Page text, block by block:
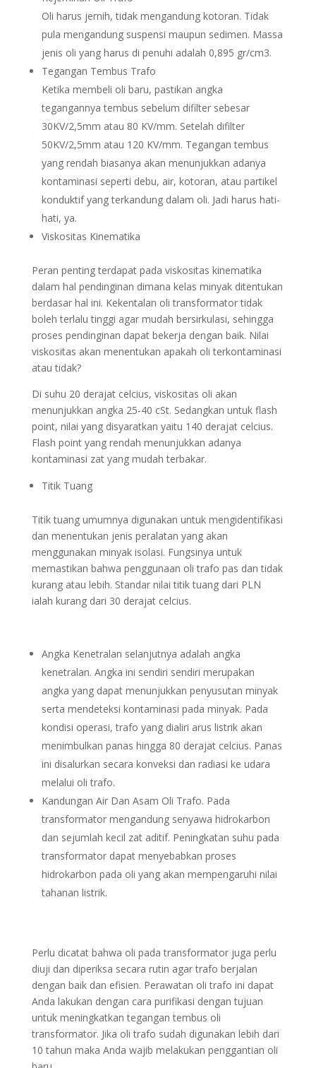
Oli harus jernih, tidak mengandung kotoran. Tidak
pula mengandung suspensi maupun sedimen. Massa
jenis oli yang harus di penuhi adalah 0,895 gr/cm3.
Tegangan Tembus Trafo
Ketika membeli oli baru, pastikan angka
tegangannya tembus sebelum difilter sebesar
30KV/2,5mm atau 80 KV/mm. Setelah difilter
50KV/2,5mm atau 120 KV/mm. Tegangan tembus
yang rendah biasanya akan menunjukkan adanya
kontaminasi seperti debu, air, kotoran, atau partikel
konduktif yang terkandung dalam oli. Jadi harus hati-
hati, ya.
Viskositas Kinematika
Peran penting terdapat pada viskositas kinematika
dalam hal pendinginan dimana kelas minyak ditentukan
berdasar hal ini. Kekentalan oli transformator tidak
boleh terlalu tinggi agar mudah bersirkulasi, sehingga
proses pendinginan dapat bekerja dengan baik. Nilai
viskositas akan menentukan apakah oli terkontaminasi
atau tidak?
Di suhu 20 derajat celcius, viskositas oli akan
menunjukkan angka 25-40 cSt. Sedangkan untuk flash
point, nilai yang disyaratkan yaitu 140 derajat celcius.
Flash point yang rendah menunjukkan adanya
kontaminasi zat yang mudah terbakar.
Titik Tuang
Titik tuang umumnya digunakan untuk mengidentifikasi
dan menentukan jenis peralatan yang akan
menggunakan minyak isolasi. Fungsinya untuk
memastikan bahwa penggunaan oli trafo pas dan tidak
kurang atau lebih. Standar nilai titik tuang dari PLN
ialah kurang dari 30 derajat celcius.
Angka Kenetralan selanjutnya adalah angka
kenetralan. Angka ini sendiri sendiri merupakan
angka yang dapat menunjukkan penyusutan minyak
serta mendeteksi kontaminasi pada minyak. Pada
kondisi operasi, trafo yang dialiri arus listrik akan
menimbulkan panas hingga 80 derajat celcius. Panas
ini disalurkan secara konveksi dan radiasi ke udara
melalui oli trafo.
Kandungan Air Dan Asam Oli Trafo. Pada
transformator mengandung senyawa hidrokarbon
dan sejumlah kecil zat aditif. Peningkatan suhu pada
transformator dapat menyebabkan proses
hidrokarbon pada oli yang akan mempengaruhi nilai
tahanan listrik.
Perlu dicatat bahwa oli pada transformator juga perlu
diuji dan diperiksa secara rutin agar trafo berjalan
dengan baik dan efisien. Perawatan oli trafo ini dapat
Anda lakukan dengan cara purifikasi dengan tujuan
untuk meningkatkan tegangan tembus oli
transformator. Jika oli trafo sudah digunakan lebih dari
10 tahun maka Anda wajib melakukan penggantian oli